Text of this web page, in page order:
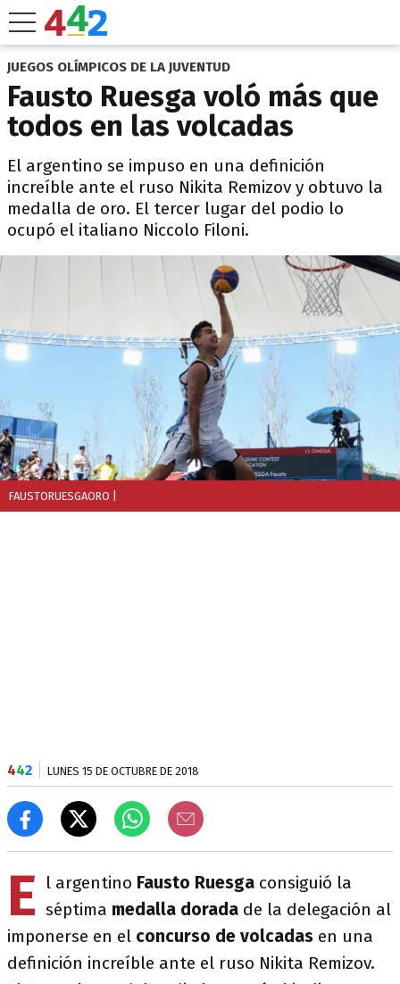
JUEGOS OLÍMPICOS DE LA JUVENTUD
Fausto Ruesga voló más que
todos en las volcadas
El argentino se impuso en una definición
increíble ante el ruso Nikita Remizov y obtuvo la
medalla de oro. El tercer lugar del podio lo
ocupó el italiano Niccolo Filoni.
FAUSTORUESGAORO
442 LUNES 15 DE OCTUBRE DE 2018
E l argentino Fausto Ruesga consiguió la
séptima medalla dorada de la delegación al
imponerse en el concurso de volcadas en una
definición increíble ante el ruso Nikita Remizov.